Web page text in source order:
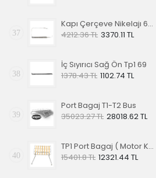
37
Kapı Çerçeve Nikelajı 65 Sağ Ön
4212.36 TL 3370.11 TL
38
İç Sıyırıcı Sağ Ön Tp1 69
1378.43 TL 1102.74 TL
39
Port Bagaj T1-T2 Bus
35023.27 TL 28018.62 TL
40
TP1 Port Bagaj ( Motor Kaput Üstü )
15401.8 TL 12321.44 TL